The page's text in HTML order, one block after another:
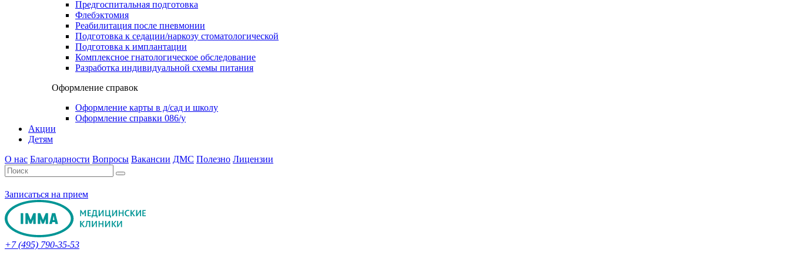
Предгоспитальная подготовка
Флебэктомия
Реабилитация после пневмонии
Подготовка к седации/наркозу стоматологической
Подготовка к имплантации
Комплексное гнатологическое обследование
Разработка индивидуальной схемы питания
Оформление справок
Оформление карты в д/сад и школу
Оформление справки 086/у
Акции
Детям
О нас Благодарности Вопросы Вакансии ДМС Полезно Лицензии
Записаться на прием
+7 (495) 790-35-53